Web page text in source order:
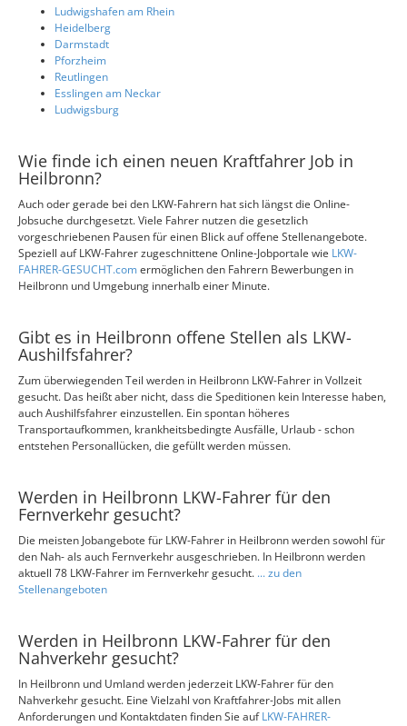
Ludwigshafen am Rhein
Heidelberg
Darmstadt
Pforzheim
Reutlingen
Esslingen am Neckar
Ludwigsburg
Wie finde ich einen neuen Kraftfahrer Job in
Heilbronn?
Auch oder gerade bei den LKW-Fahrern hat sich längst die Online-
Jobsuche durchgesetzt. Viele Fahrer nutzen die gesetzlich
vorgeschriebenen Pausen für einen Blick auf offene Stellenangebote.
Speziell auf LKW-Fahrer zugeschnittene Online-Jobportale wie LKW-
FAHRER-GESUCHT.comermöglichen den Fahrern Bewerbungen in
Heilbronn und Umgebung innerhalb einer Minute.
Gibt es in Heilbronn offene Stellen als LKW-
Aushilfsfahrer?
Zum überwiegenden Teil werden in Heilbronn LKW-Fahrer in Vollzeit
gesucht. Das heißt aber nicht, dass die Speditionen kein Interesse haben,
auch Aushilfsfahrer einzustellen. Ein spontan höheres
Transportaufkommen, krankheitsbedingte Ausfälle, Urlaub - schon
entstehen Personallücken, die gefüllt werden müssen.
Werden in Heilbronn LKW-Fahrer für den
Fernverkehr gesucht?
Die meisten Jobangebote für LKW-Fahrer in Heilbronn werden sowohl für
den Nah- als auch Fernverkehr ausgeschrieben. In Heilbronn werden
aktuell 78 LKW-Fahrer im Fernverkehr gesucht. ... zu den
Stellenangeboten
Werden in Heilbronn LKW-Fahrer für den
Nahverkehr gesucht?
In Heilbronn und Umland werden jederzeit LKW-Fahrer für den
Nahverkehr gesucht. Eine Vielzahl von Kraftfahrer-Jobs mit allen
Anforderungen und Kontaktdaten finden Sie aufLKW-FAHRER-